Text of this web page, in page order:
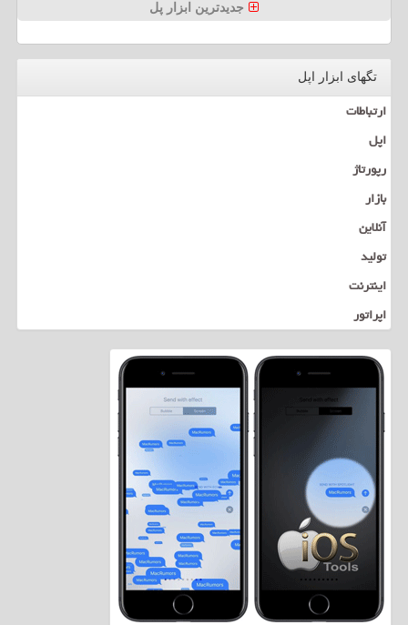
جدیدترین ابزار پل
تگهای ابزار اپل
ارتباطات
اپل
رپورتاژ
بازار
آنلاین
تولید
اینترنت
اپراتور